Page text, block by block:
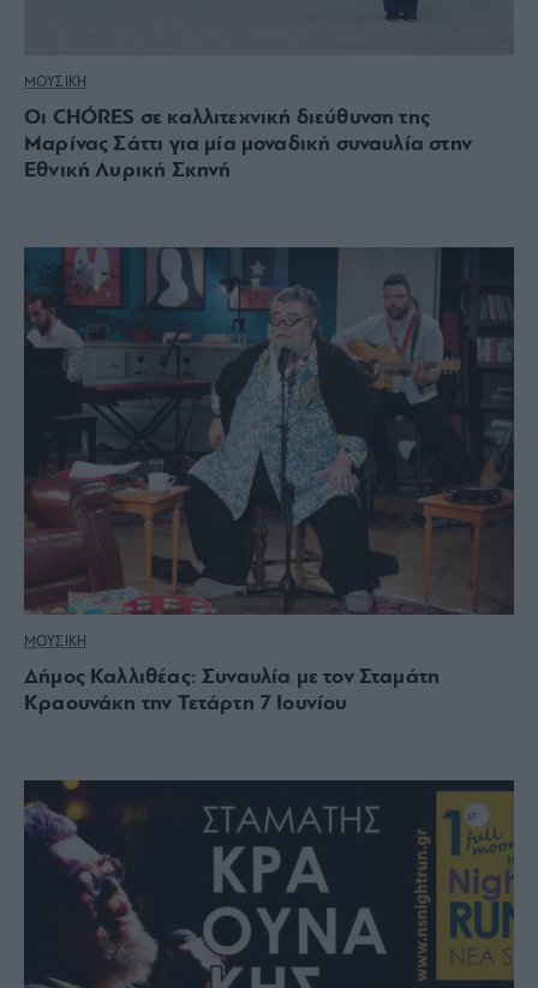
ΜΟΥΣΙΚΗ
Οι CHÓRES σε καλλιτεχνική διεύθυνση της
Μαρίνας Σάττι για μία μοναδική συναυλία στην
Εθνική Λυρική Σκηνή
ΜΟΥΣΙΚΗ
Δήμος Καλλιθέας: Συναυλία με τον Σταμάτη
Κραουνάκη την Τετάρτη 7 Ιουνίου